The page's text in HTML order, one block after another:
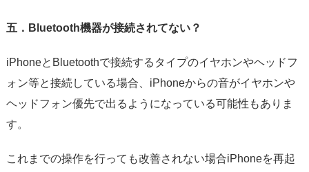
五．Bluetooth機器が接続されてない？
iPhoneとBluetoothで接続するタイプのイヤホンやヘッドフ
ォン等と接続している場合、iPhoneからの音がイヤホンや
ヘッドフォン優先で出るようになっている可能性もありま
す。
これまでの操作を行っても改善されない場合iPhoneを再起